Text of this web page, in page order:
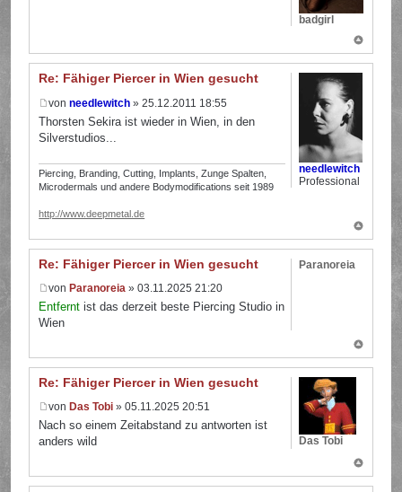
badgirl
Re: Fähiger Piercer in Wien gesucht
vonneedlewitch » 25.12.2011 18:55
Thorsten Sekira ist wieder in Wien, in den
Silverstudios...
Piercing, Branding, Cutting, Implants, Zunge Spalten,
Microdermals und andere Bodymodifications seit 1989
http://www.deepmetal.de
needlewitch
Professional
Re: Fähiger Piercer in Wien gesucht
vonParanoreia » 03.11.2025 21:20
Entfernt ist das derzeit beste Piercing Studio in
Wien
Paranoreia
Re: Fähiger Piercer in Wien gesucht
vonDas Tobi » 05.11.2025 20:51
Nach so einem Zeitabstand zu antworten ist
anders wild
Das Tobi